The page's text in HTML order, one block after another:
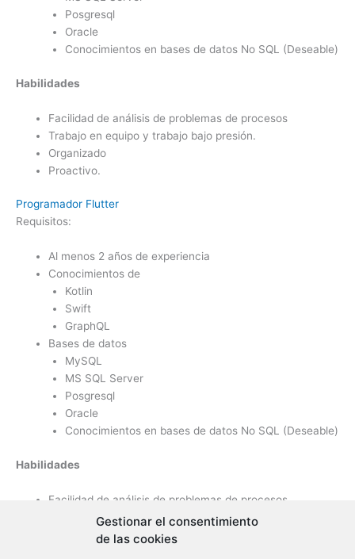
Gestionar el consentimiento
de las cookies
Posgresql
Oracle
Conocimientos en bases de datos No SQL (Deseable)
Habilidades
Facilidad de análisis de problemas de procesos
Trabajo en equipo y trabajo bajo presión.
Organizado
Proactivo.
Programador Flutter
Requisitos:
Al menos 2 años de experiencia
Conocimientos de
Kotlin
Swift
GraphQL
Bases de datos
MySQL
MS SQL Server
Posgresql
Oracle
Conocimientos en bases de datos No SQL (Deseable)
Habilidades
Facilidad de análisis de problemas de procesos
Trabajo en equipo y trabajo bajo presión.
Organizado